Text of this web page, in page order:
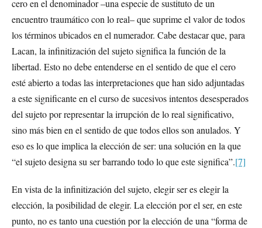
cero en el denominador –una especie de sustituto de un
encuentro traumático con lo real– que suprime el valor de todos
los términos ubicados en el numerador. Cabe destacar que, para
Lacan, la infinitización del sujeto significa la función de la
libertad. Esto no debe entenderse en el sentido de que el cero
esté abierto a todas las interpretaciones que han sido adjuntadas
a este significante en el curso de sucesivos intentos desesperados
del sujeto por representar la irrupción de lo real significativo,
sino más bien en el sentido de que todos ellos son anulados. Y
eso es lo que implica la elección de ser: una solución en la que
“el sujeto designa su ser barrando todo lo que este significa”.[7]
En vista de la infinitización del sujeto, elegir ser es elegir la
elección, la posibilidad de elegir. La elección por el ser, en este
punto, no es tanto una cuestión por la elección de una “forma de